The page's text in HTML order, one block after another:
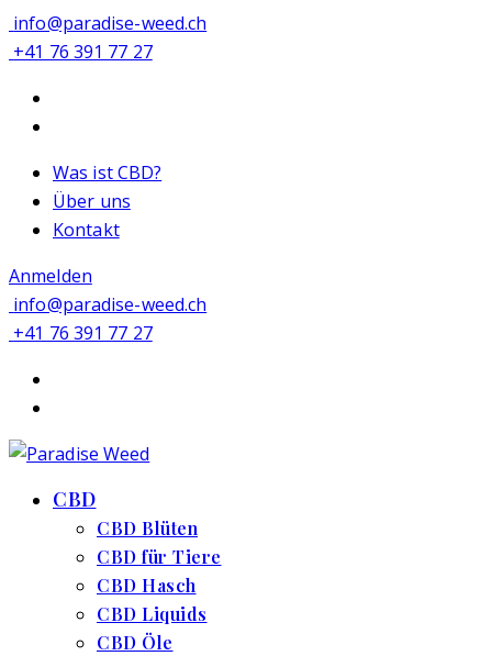
info@paradise-weed.ch
+41 76 391 77 27
Was ist CBD?
Über uns
Kontakt
Anmelden
info@paradise-weed.ch
+41 76 391 77 27
CBD
CBD Blüten
CBD für Tiere
CBD Hasch
CBD Liquids
CBD Öle